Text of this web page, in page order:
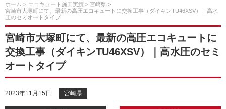
ホーム エコキュート施工実績
宮崎県
宮崎市大塚町にて、最新の高圧エコキュートに交換工事（ダイキンTU46XSV）｜高水
圧のセミオートタイプ
宮崎市大塚町にて、最新の高圧エコキュートに
交換工事（ダイキンTU46XSV）｜高水圧のセミ
オートタイプ
2023年11月15日 宮崎県